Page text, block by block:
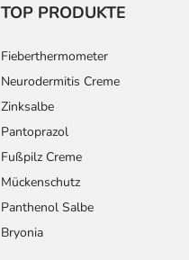
TOP PRODUKTE
Fieberthermometer
Neurodermitis Creme
Zinksalbe
Pantoprazol
Fußpilz Creme
Mückenschutz
Panthenol Salbe
Bryonia